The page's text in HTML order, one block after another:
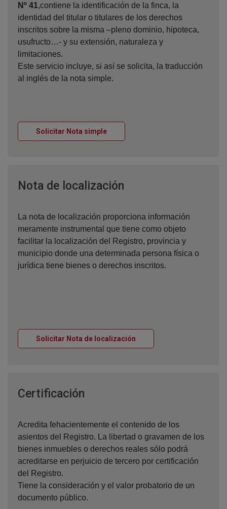
Nº 41,contiene la identificación de la finca, la
identidad del titular o titulares de los derechos
inscritos sobre la misma –pleno dominio, hipoteca,
usufructo…- y su extensión, naturaleza y
limitaciones.
Este servicio incluye, si así se solicita, la traducción
al inglés de la nota simple.
Solicitar Nota simpleVentana nueva
Nota de localización
La nota de localización proporciona información
meramente instrumental que tiene como objeto
facilitar la localización del Registro, provincia y
municipio donde una determinada persona física o
jurídica tiene bienes o derechos inscritos.
Solicitar Nota de localización
Certificación
Acredita fehacientemente el contenido de los
asientos del Registro. La libertad o gravamen de los
bienes inmuebles o derechos reales sólo podrá
acreditarse en perjuicio de tercero por certificación
del Registro.
Tiene la consideración y el valor probatorio de un
documento público.